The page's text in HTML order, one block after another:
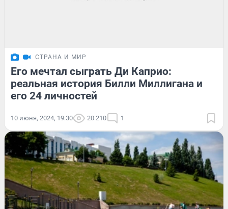
СТРАНА И МИР
Его мечтал сыграть Ди Каприо:
реальная история Билли Миллигана и
его 24 личностей
10 июня, 2024, 19:30 20 210 1